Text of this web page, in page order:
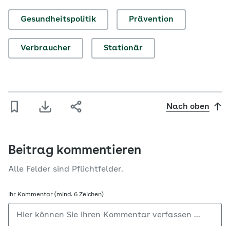
Gesundheitspolitik Prävention
Verbraucher Stationär
Nach oben
Beitrag kommentieren
Alle Felder sind Pflichtfelder.
Ihr Kommentar (mind. 6 Zeichen)